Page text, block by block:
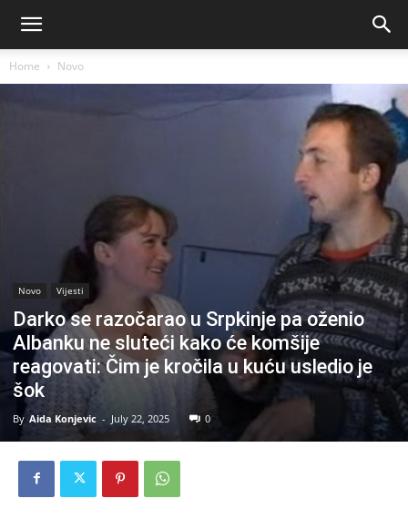
Home Novo
Novo Vijesti
Darko se razočarao u Srpkinje pa oženio
Albanku ne sluteći kako će komšije
reagovati: Čim je kročila u kuću usledio je
šok
By Aida Konjevic - July 22, 2025 0